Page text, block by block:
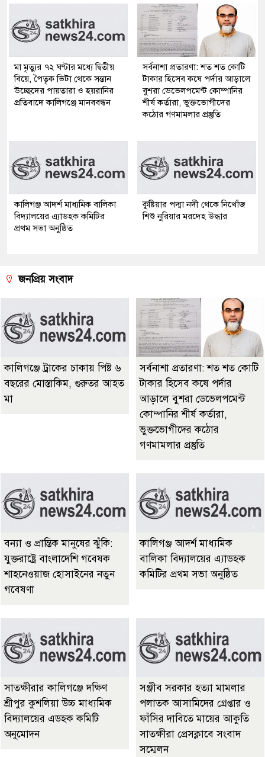
মা মৃত্যুর ৭২ ঘণ্টার মধ্যে দ্বিতীয়
বিয়ে, পৈতৃক ভিটা থেকে সন্তান
উচ্ছেদের পায়তারা ও হয়রানির
প্রতিবাদে কালিগঞ্জে মানববন্ধন
সর্বনাশা প্রতারণা: শত শত কোটি
টাকার হিসেব কষে পর্দার আড়ালে
বুশরা ডেভেলপমেন্ট কোম্পানির
শীর্ষ কর্তারা, ভুক্তভোগীদের
কঠোর গণমামলার প্রস্তুতি
কালিগঞ্জ আদর্শ মাধ্যমিক বালিকা
বিদ্যালয়ের এ্যাডহক কমিটির
প্রথম সভা অনুষ্ঠিত
কুষ্টিয়ার পদ্মা নদী থেকে নিখোঁজ
শিশু নুরিয়ার মরদেহ উদ্ধার
জনপ্রিয় সংবাদ
কালিগঞ্জে ট্রাকের চাকায় পিষ্ট ৬
বছরের মোস্তাকিম, গুরুতর আহত
মা
সর্বনাশা প্রতারণা: শত শত কোটি
টাকার হিসেব কষে পর্দার
আড়ালে বুশরা ডেভেলপমেন্ট
কোম্পানির শীর্ষ কর্তারা,
ভুক্তভোগীদের কঠোর
গণমামলার প্রস্তুতি
বন্যা ও প্রান্তিক মানুষের ঝুঁকি:
যুক্তরাষ্ট্রে বাংলাদেশি গবেষক
শাহনেওয়াজ হোসাইনের নতুন
গবেষণা
কালিগঞ্জ আদর্শ মাধ্যমিক
বালিকা বিদ্যালয়ের এ্যাডহক
কমিটির প্রথম সভা অনুষ্ঠিত
সাতক্ষীরার কালিগঞ্জে দক্ষিণ
শ্রীপুর কুশলিয়া উচ্চ মাধ্যমিক
বিদ্যালয়ের এডহক কমিটি
অনুমোদন
‎সঞ্জীব সরকার হত্যা মামলার
পলাতক আসামিদের গ্রেপ্তার ও
ফাঁসির দাবিতে মায়ের আকুতি
সাতক্ষীরা প্রেসক্লাবে সংবাদ
সম্মেলন